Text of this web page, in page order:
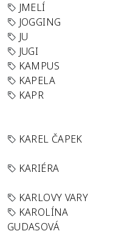
JMELÍ
JOGGING
JU
JUGI
KAMPUS
KAPELA
KAPR
KAREL ČAPEK
KARIÉRA
KARLOVY VARY
KAROLÍNA
GUDASOVÁ